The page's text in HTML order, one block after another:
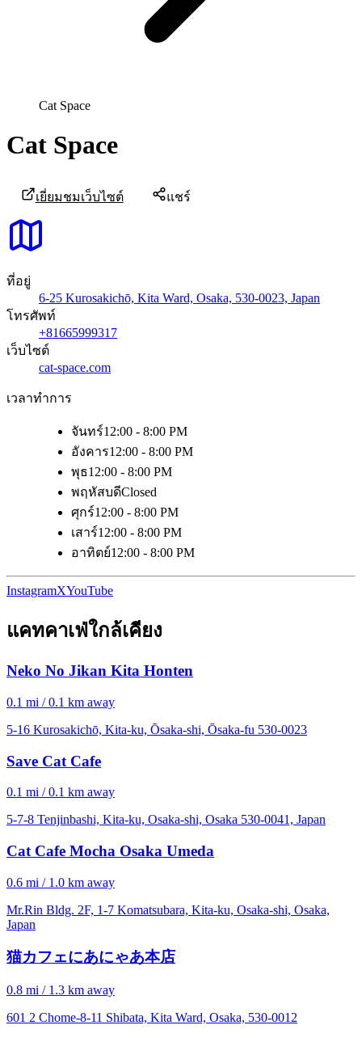
Cat Space
Cat Space
เยี่ยมชมเว็บไซต์ แชร์
ที่อยู่
6-25 Kurosakichō, Kita Ward, Osaka, 530-0023, Japan
โทรศัพท์
+81665999317
เว็บไซต์
cat-space.com
เวลาทำการ
จันทร์12:00 - 8:00 PM
อังคาร12:00 - 8:00 PM
พุธ12:00 - 8:00 PM
พฤหัสบดีClosed
ศุกร์12:00 - 8:00 PM
เสาร์12:00 - 8:00 PM
อาทิตย์12:00 - 8:00 PM
InstagramXYouTube
แคทคาเฟ่ใกล้เคียง
Neko No Jikan Kita Honten
0.1 mi / 0.1 km away
5-16 Kurosakichō, Kita-ku, Ōsaka-shi, Ōsaka-fu 530-0023
Save Cat Cafe
0.1 mi / 0.1 km away
5-7-8 Tenjinbashi, Kita-ku, Osaka-shi, Osaka 530-0041, Japan
Cat Cafe Mocha Osaka Umeda
0.6 mi / 1.0 km away
Mr.Rin Bldg. 2F, 1-7 Komatsubara, Kita-ku, Osaka-shi, Osaka,
Japan
猫カフェにあにゃあ本店
0.8 mi / 1.3 km away
601 2 Chome-8-11 Shibata, Kita Ward, Osaka, 530-0012